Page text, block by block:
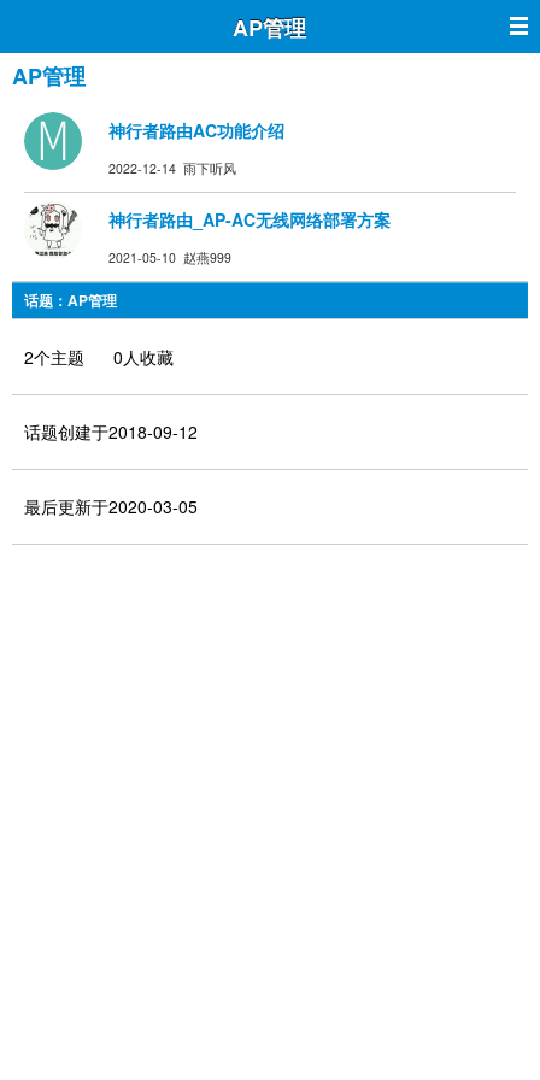
AP管理
AP管理
神行者路由AC功能介绍
2022-12-14 雨下听风
神行者路由_AP-AC无线网络部署方案
2021-05-10 赵燕999
话题：AP管理
2个主题 0人收藏
话题创建于2018-09-12
最后更新于2020-03-05